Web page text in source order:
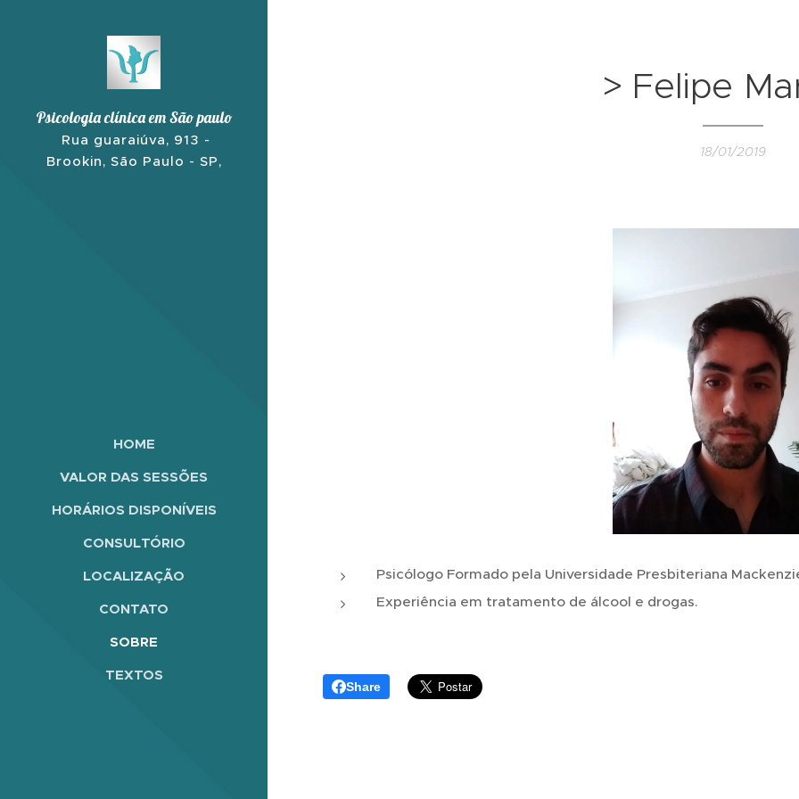
Psicologia clínica em São paulo
Rua guaraiúva, 913 -
Brookin, São Paulo - SP,
HOME
VALOR DAS SESSÕES
HORÁRIOS DISPONÍVEIS
CONSULTÓRIO
LOCALIZAÇÃO
CONTATO
SOBRE
TEXTOS
> Felipe
18/01/2019
Psicólogo Formado pela Universidade Presbiteriana
Experiência em tratamento de álcool e drogas.
Share